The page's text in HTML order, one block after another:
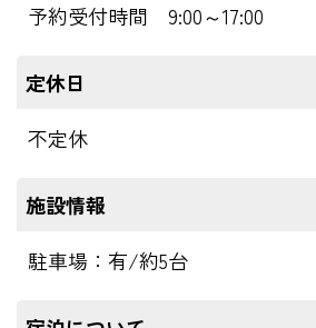
予約受付時間 9:00～17:00
定休日
不定休
施設情報
駐車場：有/約5台